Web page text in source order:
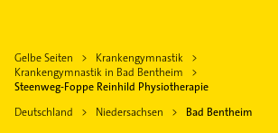
Neuenkirchen Kreis Steinfurt
Rheine
Steinfurt
Bestatter
Gartenbau & Landschaftsbau
Zahnarzt
Gelbe Seiten
Krankengymnastik
Krankengymnastik in Bad Bentheim
Steenweg-Foppe Reinhild Physiotherapie
Deutschland
Niedersachsen Bad Bentheim